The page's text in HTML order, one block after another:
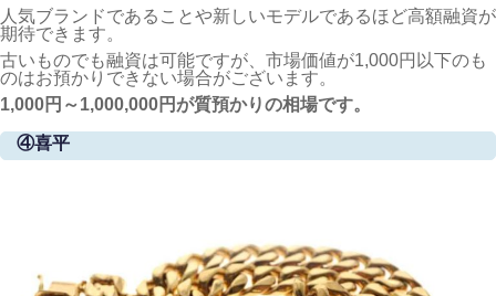
人気ブランドであることや新しいモデルであるほど高額融資が
期待できます。
古いものでも融資は可能ですが、市場価値が1,000円以下のも
のはお預かりできない場合がございます。
1,000円～1,000,000円が質預かりの相場です。
④喜平